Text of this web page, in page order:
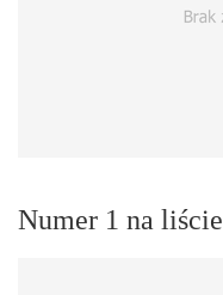
Numer 1 na